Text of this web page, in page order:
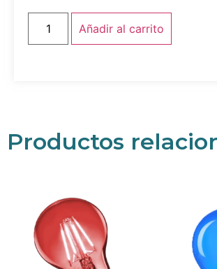
Añadir al carrito
Productos